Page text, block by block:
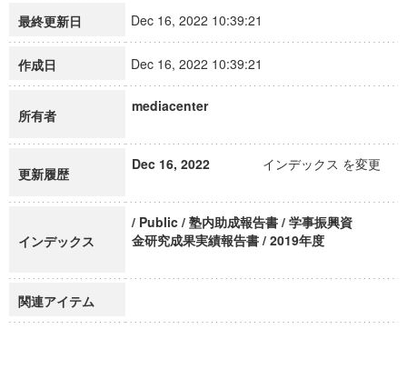
最終更新日 Dec 16, 2022 10:39:21
作成日 Dec 16, 2022 10:39:21
所有者
mediacenter
更新履歴
Dec 16, 2022 インデックス を変更
インデックス
/ Public / 塾内助成報告書 / 学事振興資
金研究成果実績報告書 / 2019年度
関連アイテム